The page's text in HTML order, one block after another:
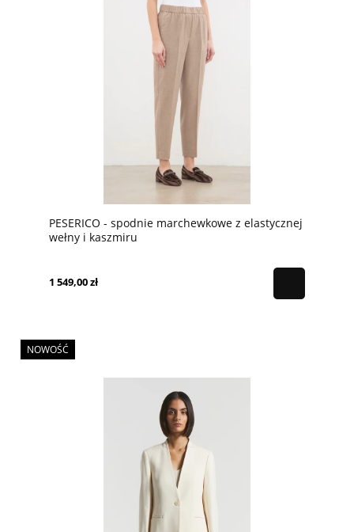
PESERICO - spodnie marchewkowe z elastycznej
wełny i kaszmiru
1 549,00 zł
NOWOŚĆ